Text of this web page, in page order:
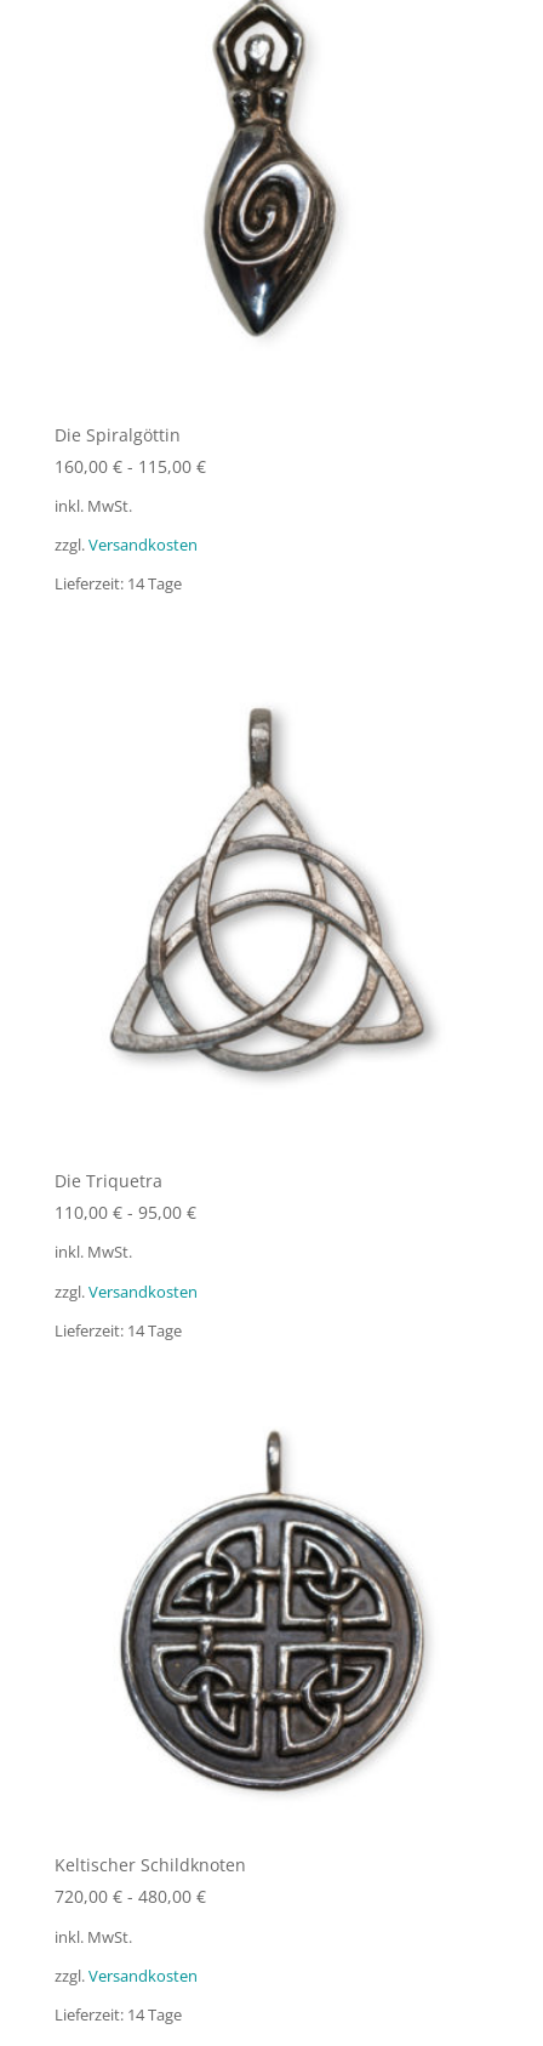
Die Spiralgöttin
160,00 €- 115,00 €
inkl. MwSt.
zzgl.Versandkosten
Lieferzeit: 14 Tage
Die Triquetra
110,00 €- 95,00 €
inkl. MwSt.
zzgl.Versandkosten
Lieferzeit: 14 Tage
Keltischer Schildknoten
720,00 €- 480,00 €
inkl. MwSt.
zzgl.Versandkosten
Lieferzeit: 14 Tage